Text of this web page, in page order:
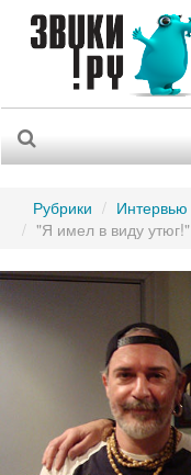
Рубрики Интервью
"Я имел в виду утюг!"